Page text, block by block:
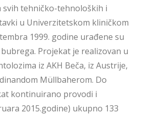
tehničko-tehnoloških i
u Univerzitetskom kliničkom
1999. godine urađene su
Projekat je realizovan u
iz AKH Beča, iz Austrije,
Müllbaherom. Do
kontinuirano provodi i
2015.godine) ukupno 133